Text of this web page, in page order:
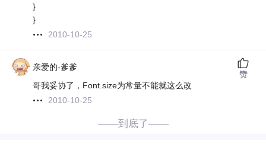
}
}
2010-10-25
亲爱的-爹爹
哥我妥协了，Font.size为常量不能就这么改
2010-10-25
赞
——到底了——